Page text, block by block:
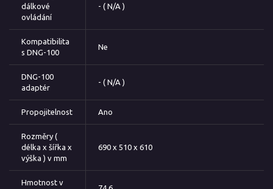
dálkové
ovládání
- ( N/A )
Kompatibilita
s DNG-100
Ne
DNG-100
adaptér
- ( N/A )
Propojitelnost Ano
Rozměry (
délka x šířka x
výška ) v mm
690 x 510 x 610
Hmotnost v